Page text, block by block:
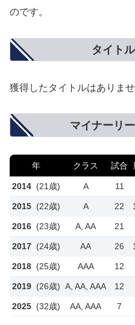
のです。
タイト
獲得したタイトルはありませ
マイナーリ
年 クラス 試合
2014 (21歳) A 11
2015 (22歳) A 22
2016 (23歳) A, AA 21
2017 (24歳) AA 26
2018 (25歳) AAA 12
2019 (26歳) A, AA, AAA 12
2025 (32歳) AA, AAA 7